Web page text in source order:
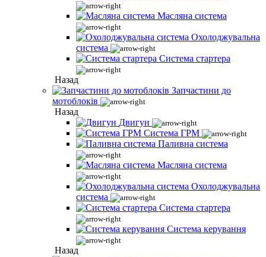
Масляна система
Охолоджувальна
система
Система стартера
Назад
Запчастини до
мотоблоків
Назад
Двигун
Система ГРМ
Паливна система
Масляна система
Охолоджувальна
система
Система стартера
Система керування
Назад